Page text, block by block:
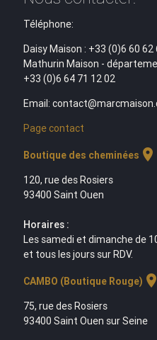
Téléphone:
Daisy Maison : +33 (0)6 60 62
Mathurin Maison -
+33 (0)6 64 71 12 02
Email:
Page contact
Boutique des cheminées location_on
120, rue des Rosiers
93400 Saint Ouen
Horaires :
Les samedi et dimanche de
et tous les jours sur RDV.
CAMBO (Boutique Rouge) location_on
75, rue des Rosiers
93400 Saint Ouen sur Seine